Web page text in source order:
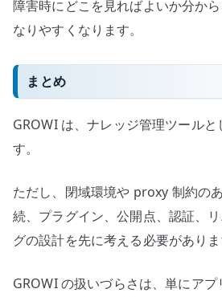
障害時にどこを見ればよいか分か
なりやすくなります。
まとめ
GROWI は、ナレッジ管理ツールと
す。
ただし、閉域環境や proxy 制約の
続、プラグイン、公開点、認証、
グの設計を先に考える必要がありま
GROWI の扱いづらさは、単にアプ